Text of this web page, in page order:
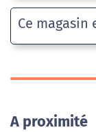
Ce
A proximité